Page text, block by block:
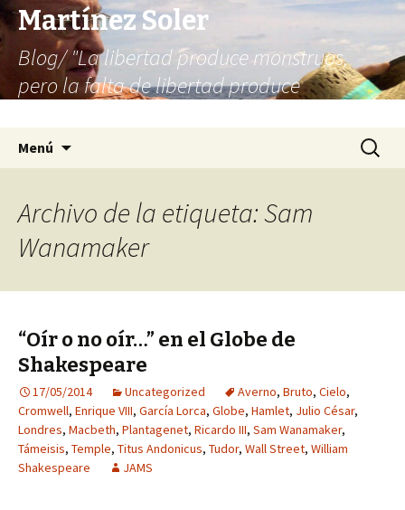
Martínez Soler
Blog/ "La libertad produce monstruos,
pero la falta de libertad produce
Menú Buscar:
Archivo de la etiqueta: Sam
Wanamaker
“Oír o no oír…” en el Globe de
Shakespeare
17/05/2014 Uncategorized Averno, Bruto, Cielo,
Cromwell, Enrique VIII, García Lorca, Globe, Hamlet, Julio César,
Londres, Macbeth, Plantagenet, Ricardo III, Sam Wanamaker,
Támeisis, Temple, Titus Andonicus, Tudor, Wall Street, William
Shakespeare
JAMS